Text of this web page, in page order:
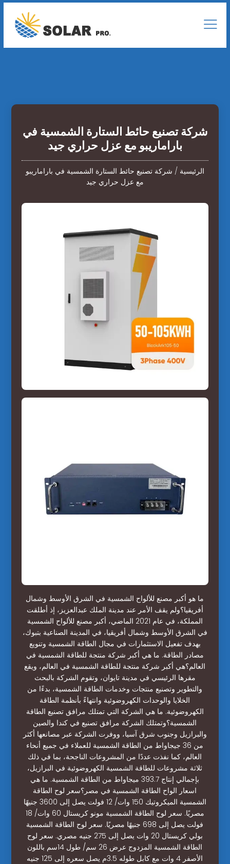
شركة تصنيع حائط الستارة الشمسية في
باراماريبو مع عزل حراري جيد
الرئيسية / شركة تصنيع حائط الستارة الشمسية في باراماريبو
مع عزل حراري جيد
ما هو أكبر مصنع للألواح الشمسية في الشرق الأوسط وشمال
أفريقيا؟ولم يقف الأمر عند مدينة الملك عبدالعزيز، إذ أطلقت
المملكة، في عام 2021 الماضي، أكبر مصنع للألواح الشمسية
في الشرق الأوسط وشمال أفريقيا، في المدينة الصناعية بتبوك،
بهدف تفعيل الاستثمارات في مجال الطاقة الشمسية وتنويع
مصادر الطاقة. ما هي أكبر شركة منتجة للطاقة الشمسية في
العالم؟هي أكبر شركة منتجة للطاقة الشمسية في العالم، ويقع
مقرها الرئيسي في مدينة تايوان، وتقوم الشركة بالبحث
والتطوير وتصنيع منتجات وخدمات الطاقة الشمسية، بدءًا من
الخلايا والوحدات الكهروضوئية وانتهاءً بأنظمة الطاقة
الكهروضوئية. ما هي الشركة التي تمتلك مرافق تصنيع الطاقة
الشمسية؟وتمتلك الشركة مرافق تصنيع في كندا والصين
والبرازيل وجنوب شرق آسيا، ووفرت الشركة عبر مصانعها أكثر
من 36 جيجاواط من الطاقة الشمسية للعملاء في جميع أنحاء
العالم، كما نفذت عددًا من المشروعات الناجحة، بما في ذلك
ثلاثة مشروعات للطاقة الشمسية الكهروضوئية في البرازيل،
بإجمالي إنتاج 393.7 ميجاواط من الطاقة الشمسية. ما هي
اسعار الواح الطاقة الشمسية في مصر؟سعر لوح الطاقة
الشمسية الميكروتيك 150 وات/ 12 فولت يصل إلى 3600 جنيهًا
مصريًا. سعر لوح الطاقة الشمسية مونو كريستال 60 وات/ 18
فولت يصل إلى 698 جنيهًا مصريًا. سعر لوح الطاقة الشمسية
بولي كريستال 20 وات يصل إلى 275 جنيه مصري. سعر لوح
الطاقة الشمسية المزدوج عرض 26 سم/ طول 14سم باللون
الأصفر 4 وات مع كابل طوله 3.5م يصل سعره إلى 125 جنيه